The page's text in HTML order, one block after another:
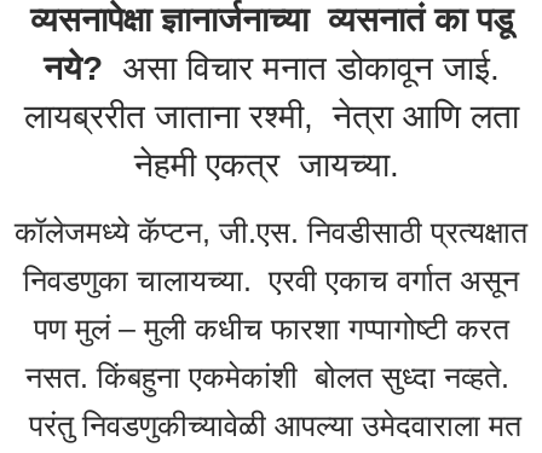
व्यसनापेक्षा ज्ञानार्जनाच्या व्यसनातं का पडू
नये? असा विचार मनात डोकावून जाई.
लायब्ररीत जाताना रश्मी, नेत्रा आणि लता
नेहमी एकत्र जायच्या.
कॉलेजमध्ये कॅप्टन, जी.एस. निवडीसाठी प्रत्यक्षात
निवडणुका चालायच्या. एरवी एकाच वर्गात असून
पण मुलं – मुली कधीच फारशा गप्पागोष्टी करत
नसत. किंबहुना एकमेकांशी बोलत सुध्दा नव्हते.
परंतु निवडणुकीच्यावेळी आपल्या उमेदवाराला मत